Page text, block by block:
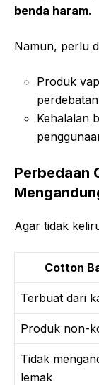
benda haram.
Namun, perlu
Produk
Kehalalan
Perbedaan
Agar tidak
Cotton
Terbuat dari
Produk non-
Tidak
lemak